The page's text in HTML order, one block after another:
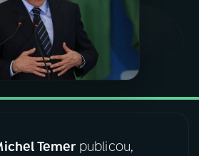
Temer publicou,